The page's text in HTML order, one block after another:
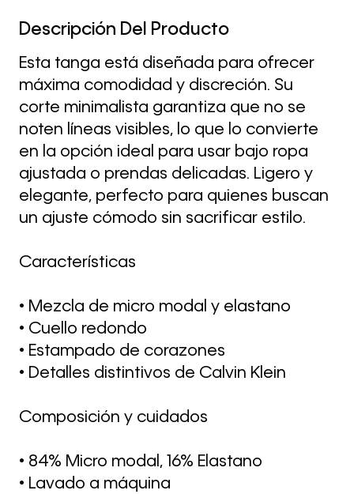
Descripción Del Producto
Esta tanga está diseñada para ofrecer
máxima comodidad y discreción. Su
corte minimalista garantiza que no se
noten líneas visibles, lo que lo convierte
en la opción ideal para usar bajo ropa
ajustada o prendas delicadas. Ligero y
elegante, perfecto para quienes buscan
un ajuste cómodo sin sacrificar estilo.
Características
• Mezcla de micro modal y elastano
• Cuello redondo
• Estampado de corazones
• Detalles distintivos de Calvin Klein
Composición y cuidados
• 84% Micro modal, 16% Elastano
• Lavado a máquina